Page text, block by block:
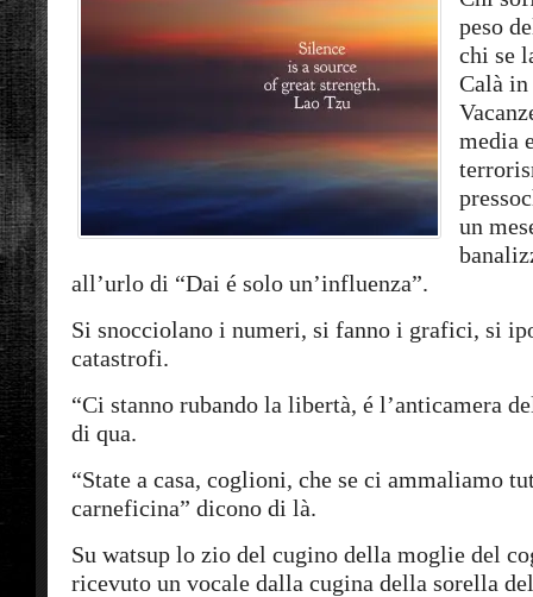
peso
chi se
Calà
media
un
all’urlo di “Dai é solo un’influenza”.
Si snocciolano i numeri, si fanno i grafici, si
catastrofi.
“Ci stanno rubando la libertà, é l’anticamera
di qua.
“State a casa, coglioni, che se ci ammaliamo
carneficina” dicono di là.
Su watsup lo zio del cugino della moglie del
ricevuto un vocale dalla cugina della sorella